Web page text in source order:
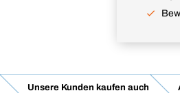
Unsere Kunden kaufen auch